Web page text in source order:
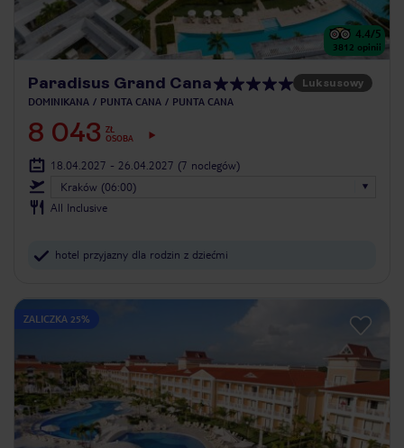
4.4/5
3812 opinii
Paradisus Grand Cana Luksusowy
DOMINIKANA PUNTA CANA PUNTA CANA
8 043 ZŁ
OSOBA
18.04.2027 - 26.04.2027 (7 noclegów)
Kraków (06:00)
All Inclusive
hotel przyjazny dla rodzin z dziećmi
ZALICZKA 25%